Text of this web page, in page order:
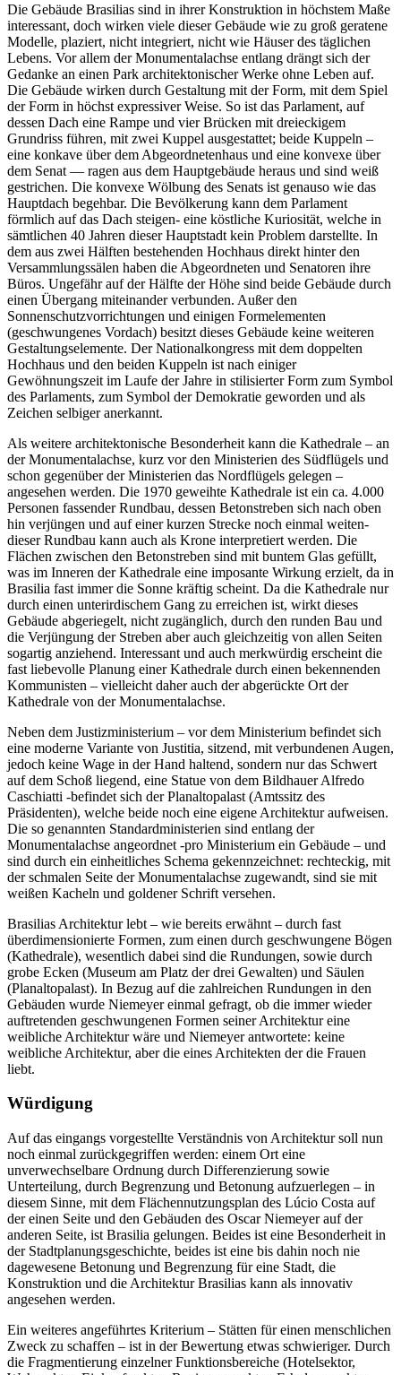
Die Gebäude Brasilias sind in ihrer Konstruktion in höchstem Maße
interessant, doch wirken viele dieser Gebäude wie zu groß geratene
Modelle, plaziert, nicht integriert, nicht wie Häuser des täglichen
Lebens. Vor allem der Monumentalachse entlang drängt sich der
Gedanke an einen Park architektonischer Werke ohne Leben auf.
Die Gebäude wirken durch Gestaltung mit der Form, mit dem Spiel
der Form in höchst expressiver Weise. So ist das Parlament, auf
dessen Dach eine Rampe und vier Brücken mit dreieckigem
Grundriss führen, mit zwei Kuppel ausgestattet; beide Kuppeln –
eine konkave über dem Abgeordnetenhaus und eine konvexe über
dem Senat — ragen aus dem Hauptgebäude heraus und sind weiß
gestrichen. Die konvexe Wölbung des Senats ist genauso wie das
Hauptdach begehbar. Die Bevölkerung kann dem Parlament
förmlich auf das Dach steigen- eine köstliche Kuriosität, welche in
sämtlichen 40 Jahren dieser Hauptstadt kein Problem darstellte. In
dem aus zwei Hälften bestehenden Hochhaus direkt hinter den
Versammlungssälen haben die Abgeordneten und Senatoren ihre
Büros. Ungefähr auf der Hälfte der Höhe sind beide Gebäude durch
einen Übergang miteinander verbunden. Außer den
Sonnenschutzvorrichtungen und einigen Formelementen
(geschwungenes Vordach) besitzt dieses Gebäude keine weiteren
Gestaltungselemente. Der Nationalkongress mit dem doppelten
Hochhaus und den beiden Kuppeln ist nach einiger
Gewöhnungszeit im Laufe der Jahre in stilisierter Form zum Symbol
des Parlaments, zum Symbol der Demokratie geworden und als
Zeichen selbiger anerkannt.
Als weitere architektonische Besonderheit kann die Kathedrale – an
der Monumentalachse, kurz vor den Ministerien des Südflügels und
schon gegenüber der Ministerien das Nordflügels gelegen –
angesehen werden. Die 1970 geweihte Kathedrale ist ein ca. 4.000
Personen fassender Rundbau, dessen Betonstreben sich nach oben
hin verjüngen und auf einer kurzen Strecke noch einmal weiten-
dieser Rundbau kann auch als Krone interpretiert werden. Die
Flächen zwischen den Betonstreben sind mit buntem Glas gefüllt,
was im Inneren der Kathedrale eine imposante Wirkung erzielt, da in
Brasilia fast immer die Sonne kräftig scheint. Da die Kathedrale nur
durch einen unterirdischem Gang zu erreichen ist, wirkt dieses
Gebäude abgeriegelt, nicht zugänglich, durch den runden Bau und
die Verjüngung der Streben aber auch gleichzeitig von allen Seiten
sogartig anziehend. Interessant und auch merkwürdig erscheint die
fast liebevolle Planung einer Kathedrale durch einen bekennenden
Kommunisten – vielleicht daher auch der abgerückte Ort der
Kathedrale von der Monumentalachse.
Neben dem Justizministerium – vor dem Ministerium befindet sich
eine moderne Variante von Justitia, sitzend, mit verbundenen Augen,
jedoch keine Wage in der Hand haltend, sondern nur das Schwert
auf dem Schoß liegend, eine Statue von dem Bildhauer Alfredo
Caschiatti -befindet sich der Planaltopalast (Amtssitz des
Präsidenten), welche beide noch eine eigene Architektur aufweisen.
Die so genannten Standardministerien sind entlang der
Monumentalachse angeordnet -pro Ministerium ein Gebäude – und
sind durch ein einheitliches Schema gekennzeichnet: rechteckig, mit
der schmalen Seite der Monumentalachse zugewandt, sind sie mit
weißen Kacheln und goldener Schrift versehen.
Brasilias Architektur lebt – wie bereits erwähnt – durch fast
überdimensionierte Formen, zum einen durch geschwungene Bögen
(Kathedrale), wesentlich dabei sind die Rundungen, sowie durch
grobe Ecken (Museum am Platz der drei Gewalten) und Säulen
(Planaltopalast). In Bezug auf die zahlreichen Rundungen in den
Gebäuden wurde Niemeyer einmal gefragt, ob die immer wieder
auftretenden geschwungenen Formen seiner Architektur eine
weibliche Architektur wäre und Niemeyer antwortete: keine
weibliche Architektur, aber die eines Architekten der die Frauen
liebt.
Würdigung
Auf das eingangs vorgestellte Verständnis von Architektur soll nun
noch einmal zurückgegriffen werden: einem Ort eine
unverwechselbare Ordnung durch Differenzierung sowie
Unterteilung, durch Begrenzung und Betonung aufzuerlegen – in
diesem Sinne, mit dem Flächennutzungsplan des Lúcio Costa auf
der einen Seite und den Gebäuden des Oscar Niemeyer auf der
anderen Seite, ist Brasilia gelungen. Beides ist eine Besonderheit in
der Stadtplanungsgeschichte, beides ist eine bis dahin noch nie
dagewesene Betonung und Begrenzung für eine Stadt, die
Konstruktion und die Architektur Brasilias kann als innovativ
angesehen werden.
Ein weiteres angeführtes Kriterium – Stätten für einen menschlichen
Zweck zu schaffen – ist in der Bewertung etwas schwieriger. Durch
die Fragmentierung einzelner Funktionsbereiche (Hotelsektor,